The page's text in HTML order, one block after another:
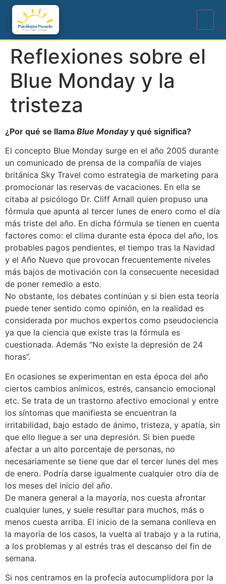
Reflexiones sobre el
Blue Monday y la
tristeza
¿Por qué se llama Blue Mondayy qué significa?
El concepto Blue Monday surge en el año 2005 durante
un comunicado de prensa de la compañía de viajes
británica Sky Travel como estrategia de marketing para
promocionar las reservas de vacaciones. En ella se
citaba al psicólogo Dr. Cliff Arnall quien propuso una
fórmula que apunta al tercer lunes de enero como el día
más triste del año. En dicha fórmula se tienen en cuenta
factores como: el clima durante esta época del año, los
probables pagos pendientes, el tiempo tras la Navidad
y el Año Nuevo que provocan frecuentemente niveles
más bajos de motivación con la consecuente necesidad
de poner remedio a esto.
No obstante, los debates continúan y si bien esta teoría
puede tener sentido como opinión, en la realidad es
considerada por muchos expertos como pseudociencia
ya que la ciencia que existe tras la fórmula es
cuestionada. Además “No existe la depresión de 24
horas”.
En ocasiones se experimentan en esta época del año
ciertos cambios anímicos, estrés, cansancio emocional
etc. Se trata de un trastorno afectivo emocional y entre
los síntomas que manifiesta se encuentran la
irritabilidad, bajo estado de ánimo, tristeza, y apatía, sin
que ello llegue a ser una depresión. Si bien puede
afectar a un alto porcentaje de personas, no
necesariamente se tiene que dar el tercer lunes del mes
de enero. Podría darse igualmente cualquier otro día de
los meses del inicio del año.
De manera general a la mayoría, nos cuesta afrontar
cualquier lunes, y suele resultar para muchos, más o
menos cuesta arriba. El inicio de la semana conlleva en
la mayoría de los casos, la vuelta al trabajo y a la rutina,
a los problemas y al estrés tras el descanso del fin de
semana.
Si nos centramos en la profecía autocumplidora por la